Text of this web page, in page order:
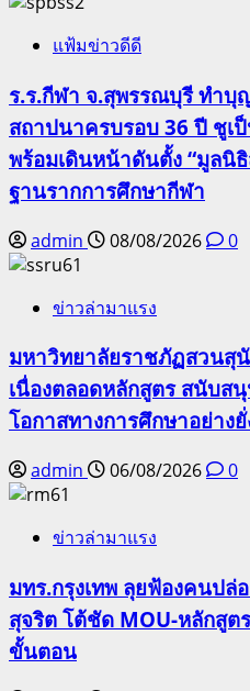
แฟ้มข่าวดีดี
ร.ร.กีฬา จ.สุพรรณบุรี ทำบุ
สถาปนาครบรอบ 36 ปี ชูเ
พร้อมเดินหน้าดันตั้ง “มูลนิ
ฐานรากการศึกษากีฬา
admin 08/08/2026 0
ข่าวล่ามาแรง
มหาวิทยาลัยราชภัฏสวนสุ
เนื่องตลอดหลักสูตร สนับส
โอกาสทางการศึกษาอย่าง
admin 06/08/2026 0
ข่าวล่ามาแรง
มทร.กรุงเทพ ลุยฟ้องคนปล่
สุจริต โต้ชัด MOU-หลักสู
ขั้นตอน